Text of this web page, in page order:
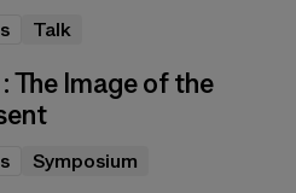
Talk
: The Image of the
Symposium